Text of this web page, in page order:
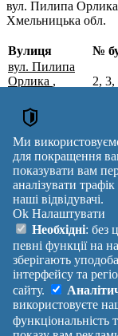
вул. Пилипа Орлика
Хмельницька обл.
Поштові індекси
Вулиця №
вул. Пилипа
Орлика ,
Хмельницький
р-н,
Хмельницька
обл.
2, 3,
59,
Вулиця
reklama
Правила
Допомога
Платні
послуги
Ми
для покращення
показувати вам
аналізувати
наші відвідувачі.
Ok Налаштувати
Необхідні: без
певні функції на
зберігають
інтерфейсу та
сайту.
використовуєте
функціональність